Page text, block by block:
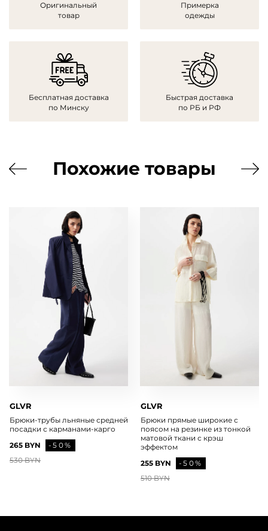
Оригинальный
товар
Примерка
одежды
Бесплатная доставка
по Минску
Быстрая доставка
по РБ и РФ
Похожие товары
GLVR
Брюки-трубы льняные средней
посадки с карманами-карго
265 BYN
-50%
530 BYN
GLVR
Брюки прямые широкие с
поясом на резинке из тонкой
матовой ткани с крэш
эффектом
255 BYN
-50%
510 BYN